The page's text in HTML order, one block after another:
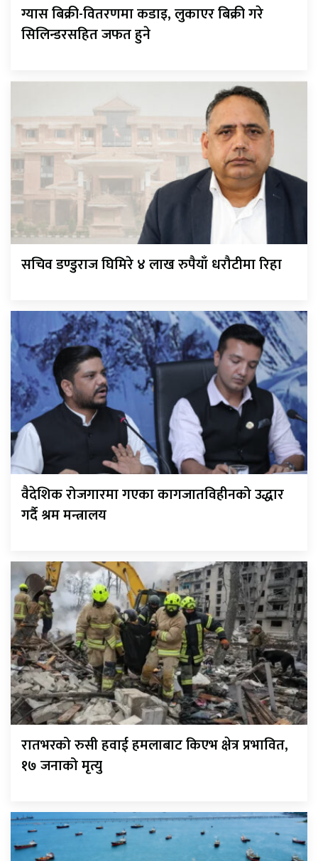
ग्यास बिक्री-वितरणमा कडाइ, लुकाएर बिक्री गरे
सिलिन्डरसहित जफत हुने
सचिव डण्डुराज घिमिरे ४ लाख रुपैयाँ धरौटीमा रिहा
वैदेशिक रोजगारमा गएका कागजातविहीनको उद्धार
गर्दै श्रम मन्त्रालय
रातभरको रुसी हवाई हमलाबाट किएभ क्षेत्र प्रभावित,
१७ जनाको मृत्यु